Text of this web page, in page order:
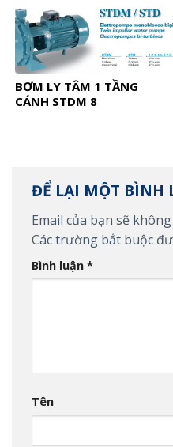
BƠM LY TÂM 1 TẦNG
CÁNH STDM 8
ĐỂ LẠI MỘT BÌNH
Email của bạn sẽ
Các trường bắt buộc
Bình luận *
Tên